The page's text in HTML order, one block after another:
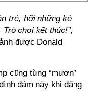
trở, hỡi những kẻ
chơi kết thúc!”,
được Donald
cũng từng “mượn”
đám này khi đăng